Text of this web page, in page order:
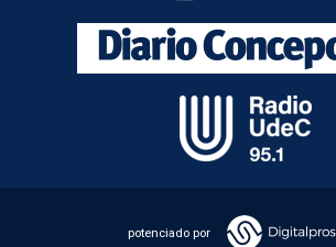
potenciado por